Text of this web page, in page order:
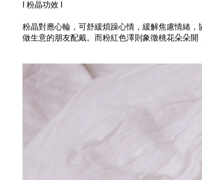
I 粉晶功效 I
粉晶對應心輪，可舒緩煩躁心情，緩解焦慮情緒
做生意的朋友配戴。而粉紅色澤則象徵桃花朵朵開